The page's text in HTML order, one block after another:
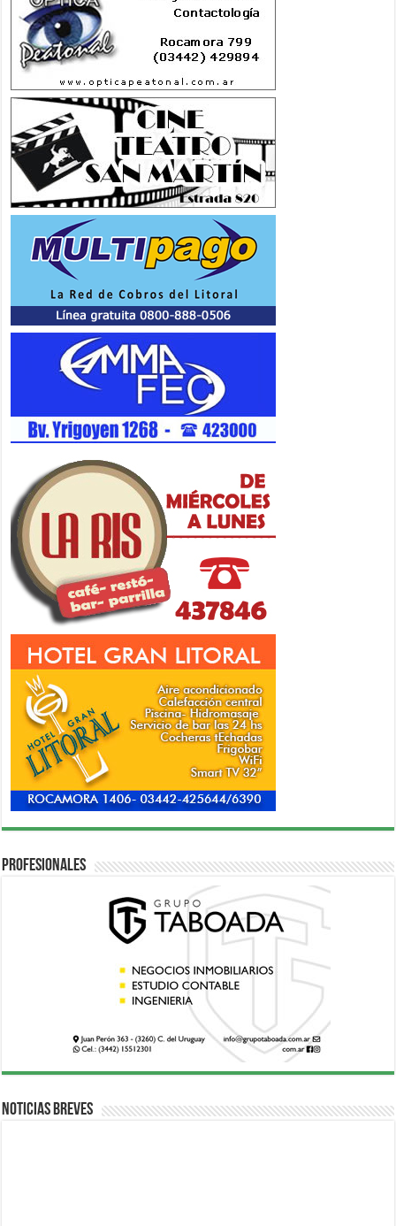
Profesionales
Noticias breves